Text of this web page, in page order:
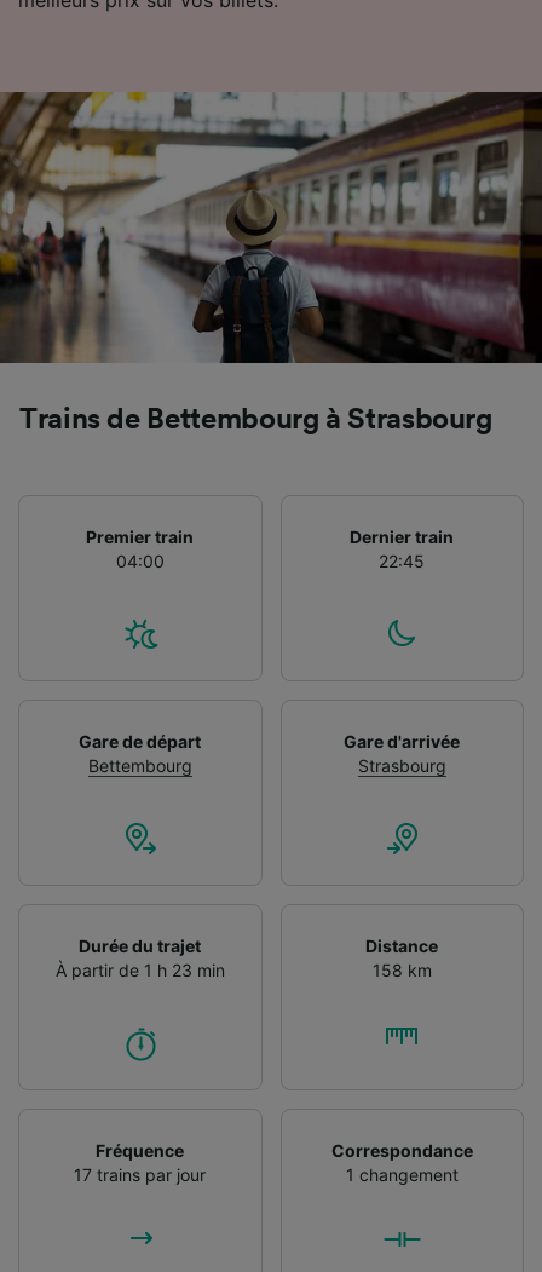
Trains de Bettembourg à Strasbourg
Premier train
04:00
Dernier train
22:45
Gare de départ
Bettembourg
Gare d'arrivée
Strasbourg
Durée du trajet
À partir de 1 h 23 min
Distance
158 km
Fréquence
17 trains par jour
Correspondance
1 changement
précises. Analyser activement les
contenu personnalisés, mesure de
performance des publicités et du contenu,
études d’audience et développement de
services.
Liste de nos partenaires (fournisseurs)